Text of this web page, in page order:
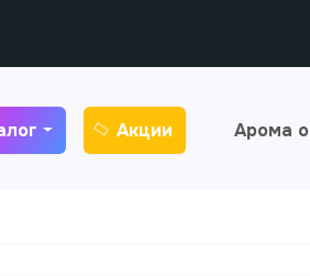
Акции Арома